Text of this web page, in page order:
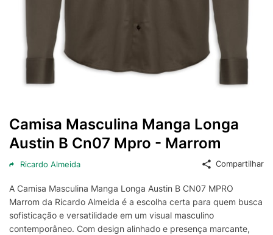
Camisa Masculina Manga Longa
Austin B Cn07 Mpro - Marrom
Ricardo Almeida Compartilhar
A Camisa Masculina Manga Longa Austin B CN07 MPRO
Marrom da Ricardo Almeida é a escolha certa para quem busca
sofisticação e versatilidade em um visual masculino
contemporâneo. Com design alinhado e presença marcante,